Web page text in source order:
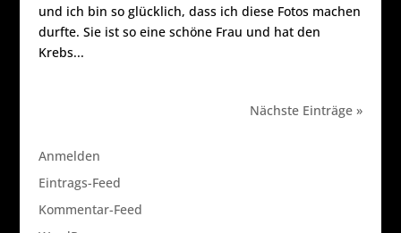
und ich bin so glücklich, dass ich diese Fotos machen
durfte. Sie ist so eine schöne Frau und hat den
Krebs...
Nächste Einträge »
Anmelden
Eintrags-Feed
Kommentar-Feed